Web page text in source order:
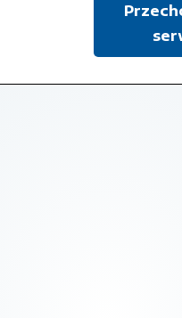
Powiatowym w
tel.: 62 737 84
iod@powiat-